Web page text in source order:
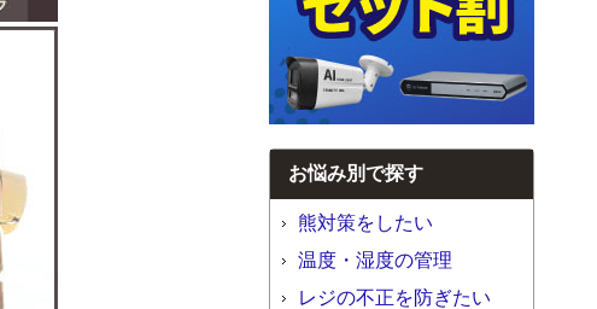
お悩み別で探す
熊対策をしたい
温度・湿度の管理
レジの不正を防ぎたい